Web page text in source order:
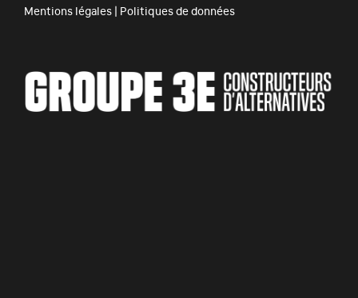
Mentions légales| Politiques de données